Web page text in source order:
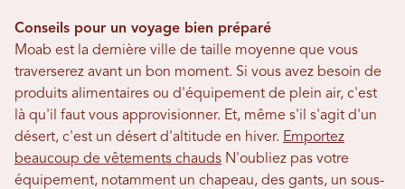
Conseils pour un voyage bien préparé
Moab est la dernière ville de taille moyenne que vous
traverserez avant un bon moment. Si vous avez besoin de
produits alimentaires ou d'équipement de plein air, c'est
là qu'il faut vous approvisionner. Et, même s'il s'agit d'un
désert, c'est un désert d'altitude en hiver. Emportez
beaucoup de vêtements chauds N'oubliez pas votre
équipement, notamment un chapeau, des gants, un sous-